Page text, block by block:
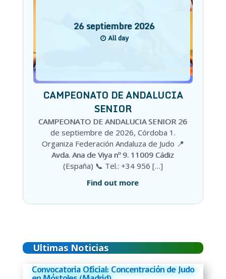
26 septiembre 2026
All day
CAMPEONATO DE ANDALUCIA
SENIOR
CAMPEONATO DE ANDALUCIA SENIOR 26
de septiembre de 2026, Córdoba 1.
Organiza Federación Andaluza de Judo 📍
Avda. Ana de Viya nº 9. 11009 Cádiz
(España) 📞 Tel.: +34 956 […]
Find out more
Ultimas Noticias
Convocatoria Oficial: Concentración de Judo